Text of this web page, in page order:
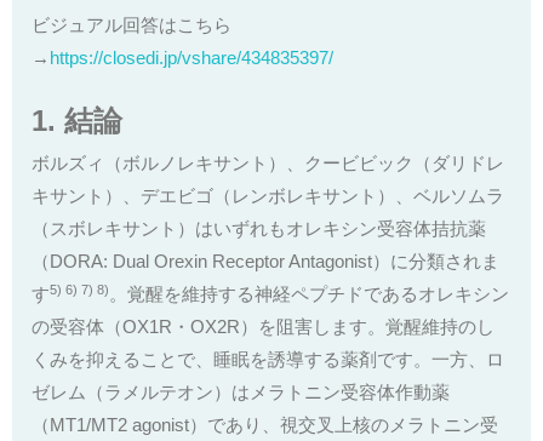
ビジュアル回答はこちら
→ https://closedi.jp/vshare/434835397/
1. 結論
ボルズィ（ボルノレキサント）、クービビック（ダリドレ
キサント）、デエビゴ（レンボレキサント）、ベルソムラ
（スボレキサント）はいずれもオレキシン受容体拮抗薬
（DORA: Dual Orexin Receptor Antagonist）に分類されま
す5) 6) 7) 8) 。覚醒を維持する神経ペプチドであるオレキシン
の受容体（OX1R・OX2R）を阻害します。覚醒維持のし
くみを抑えることで、睡眠を誘導する薬剤です。一方、ロ
ゼレム（ラメルテオン）はメラトニン受容体作動薬
（MT1/MT2 agonist）であり、視交叉上核のメラトニン受